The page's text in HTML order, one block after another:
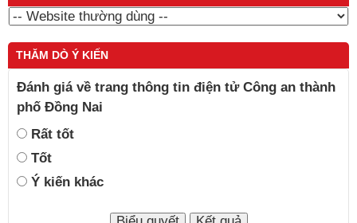
THĂM DÒ Ý KIẾN
Đánh giá về trang thông tin điện tử Công an thành
phố Đồng Nai
Rất tốt
Tốt
Ý kiến khác